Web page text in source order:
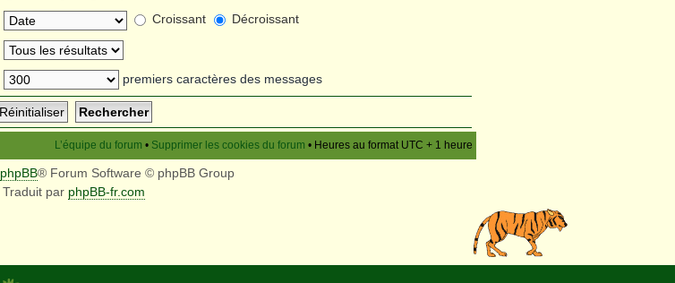
Croissant Décroissant
premiers caractères des messages
L’équipe du forum • Supprimer les cookies du forum • Heures au format UTC + 1 heure
phpBB® Forum Software © phpBB Group
Traduit par phpBB-fr.com